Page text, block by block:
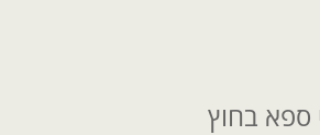
ספא בחוץ